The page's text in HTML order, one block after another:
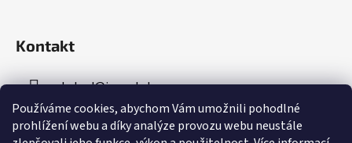
Používáme cookies, abychom Vám umožnili pohodlné
prohlížení webu a díky analýze provozu webu neustále
Kontakt
obchod@inpeakstore.cz
+420 799 512 790